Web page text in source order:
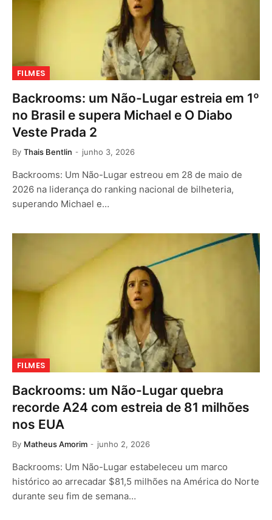
FILMES
Backrooms: um Não-Lugar estreia em 1º
no Brasil e supera Michael e O Diabo
Veste Prada 2
By Thais Bentlin junho 3, 2026
Backrooms: Um Não-Lugar estreou em 28 de maio de
2026 na liderança do ranking nacional de bilheteria,
superando Michael e…
FILMES
Backrooms: um Não-Lugar quebra
recorde A24 com estreia de 81 milhões
nos EUA
By Matheus Amorim junho 2, 2026
Backrooms: Um Não-Lugar estabeleceu um marco
histórico ao arrecadar $81,5 milhões na América do Norte
durante seu fim de semana…